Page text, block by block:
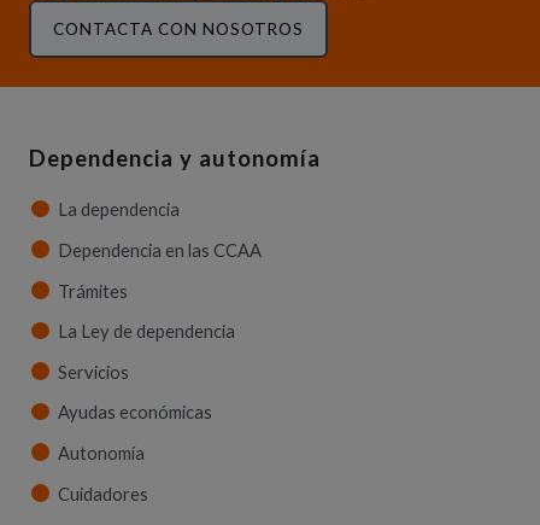
CONTACTA CON NOSOTROS
Dependencia y autonomía
La dependencia
Dependencia en las CCAA
Trámites
La Ley de dependencia
Servicios
Ayudas económicas
Autonomía
Cuidadores